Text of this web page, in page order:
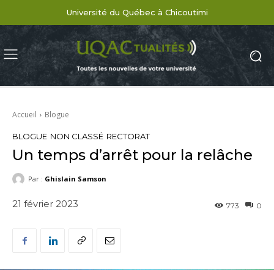
Université du Québec à Chicoutimi
Accueil Blogue
BLOGUE NON CLASSÉ RECTORAT
Un temps d’arrêt pour la relâche
Par : Ghislain Samson
21 février 2023 0
773